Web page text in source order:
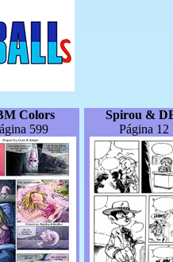
Colors
599
Spirou &
Página 12